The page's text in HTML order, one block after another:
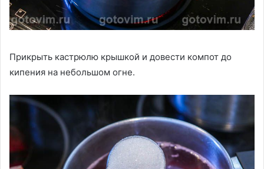
Прикрыть кастрюлю крышкой и довести компот до
кипения на небольшом огне.